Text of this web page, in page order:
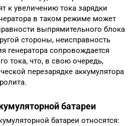
к увеличению тока зарядки
в таком режиме может
выпрямительного блока
стороны, неисправность
генератора сопровождается
тока, что, в свою очередь,
перезарядке аккумулятора
батареи
батареи относятся: